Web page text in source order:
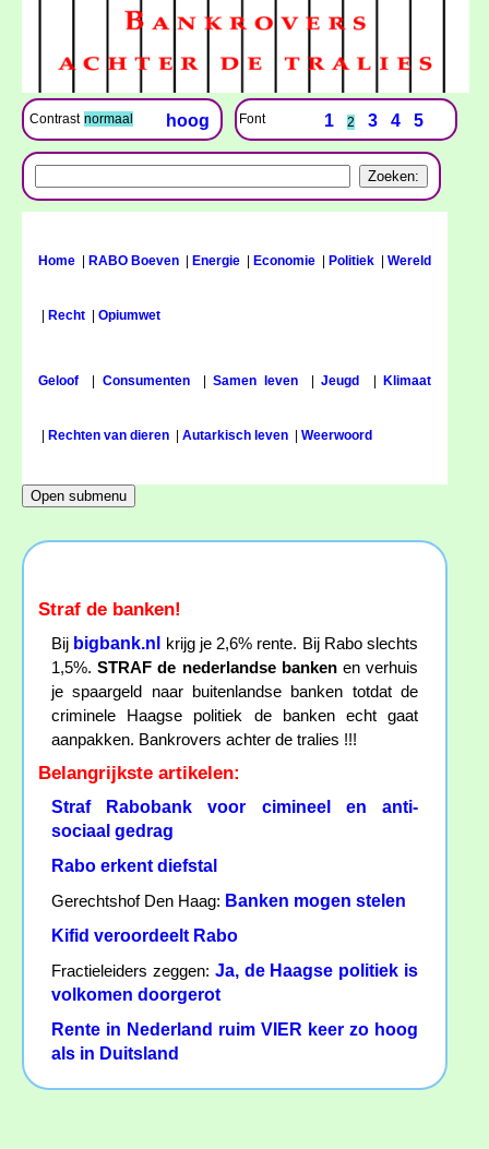
Contrast normaal hoog Font 1 2 3 4 5
Home RABO Boeven Energie Economie Politiek Wereld
Recht Opiumwet
Geloof Consumenten|Samen leven|Jeugd Klimaat
Rechten van dieren Autarkisch leven Weerwoord
Straf de banken!
Bij bigbank.nl
krijg je 2,6% rente. Bij Rabo slechts
1,5%.STRAF de nederlandse bankenen verhuis
je spaargeld naar buitenlandse banken totdat de
criminele Haagse politiek de banken echt gaat
aanpakken. Bankrovers achter de tralies !!!
Belangrijkste artikelen:
Straf Rabobank voor cimineel en anti-
sociaal gedrag
Rabo erkent diefstal
Gerechtshof Den Haag: Banken mogen stelen
Kifid veroordeelt Rabo
Fractieleiders zeggen: Ja, de Haagse politiek is
volkomen doorgerot
Rente in Nederland ruim VIER keer zo hoog
als in Duitsland